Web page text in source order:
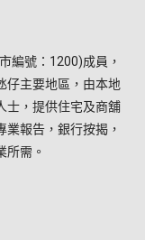
編號：1200)成員，
仔主要地區，由本地
士，提供住宅及商舖
報告，銀行按揭，
所需。